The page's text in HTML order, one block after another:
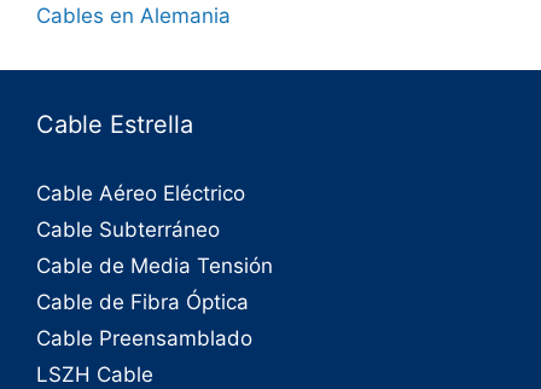
Cables en Alemania
Cable Estrella
Cable Aéreo Eléctrico
Cable Subterráneo
Cable de Media Tensión
Cable de Fibra Óptica
Cable Preensamblado
LSZH Cable